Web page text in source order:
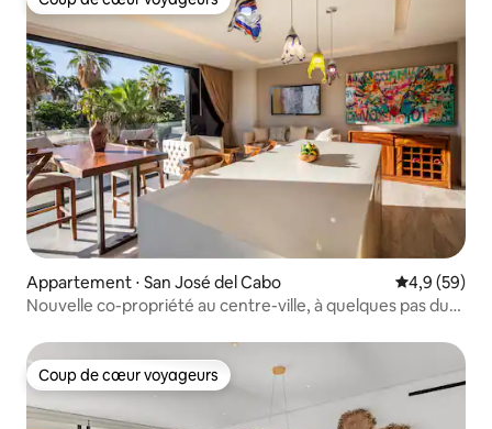
Coup de cœur voyageurs
Appartement ⋅ San José del Cabo Évaluation
4,9 (59)
Nouvelle co-propriété au centre-ville, à quelques pas du
Coup de cœur voyageurs
Coup de cœur voyageurs